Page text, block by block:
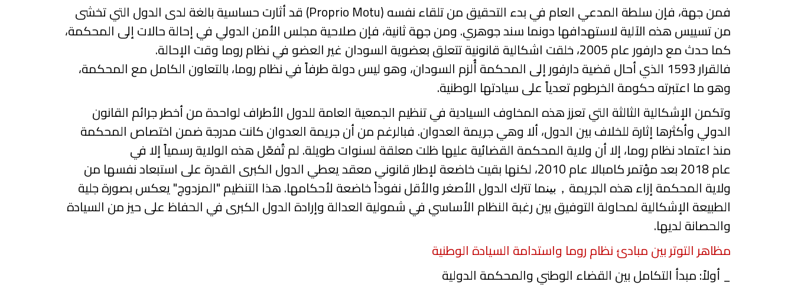
فمن جهة، فإن سلطة المدعي العام في بدء التحقيق من تلقاء نفسه (
Proprio Motu
) قد أثارت حساسية بالغة لدى الدول التي تخشى
من تسييس هذه الآلية لاستهدافها دونما سند جوهري. ومن جهة ثانية، فإن صلاحية مجلس الأمن الدولي في إحالة حالات إلى المحكمة،
كما حدث مع دارفور عام2005،خلقت اشكالية قانونية تتعلق بعضوية السودان غير العضو في نظام روما وقت الإحالة.
فالقرار1593 الذي أحال قضية دارفور إلى المحكمة أُلزم السودان، وهو ليس دولة طرفاً في نظام روما، بالتعاون الكامل مع المحكمة،
وهو ما اعتبرته حكومة الخرطوم تعدياً على سيادتها الوطنية.
وتكمن الإشكالية الثالثة التي تعزز هذه المخاوف السيادية في تنظيم الجمعية العامة للدول الأطراف لواحدة من أخطر جرائم القانون
الدولي وأكثرها إثارة للخلاف بين الدول، ألا وهي جريمة العدوان. فبالرغم من أن جريمة العدوان كانت مدرجة ضمن اختصاص المحكمة
منذ اعتماد نظام روما، إلا أن ولاية المحكمة القضائية عليها ظلت معلقة لسنوات طويلة. لم تُفعّل هذه الولاية رسمياً إلا في
عام2018بعد مؤتمر كامبالا عام2010، لكنها بقيت خاضعة لإطار قانوني معقد يعطي الدول الكبرى القدرة على استبعاد نفسها من
ولاية المحكمة إزاء هذه الجريمة ， بينما تترك الدول الأصغر والأقل نفوذاً خاضعة لأحكامها. هذا التنظيم "المزدوج" يعكس بصورة جلية
الطبيعة الإشكالية لمحاولة التوفيق بين رغبة النظام الأساسي في شمولية العدالة وإرادة الدول الكبرى في الحفاظ على حيز من السيادة
والحصانة لديها.
مظاهر التوتر بين مبادئ نظام روما واستدامة السيادة الوطنية
_ أولاً: مبدأ التكامل بين القضاء الوطني والمحكمة الدولية